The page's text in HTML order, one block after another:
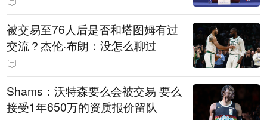
被交易至76人后是否和塔图姆有过
交流？杰伦·布朗：没怎么聊过
Shams：沃特森要么会被交易 要么
接受1年650万的资质报价留队